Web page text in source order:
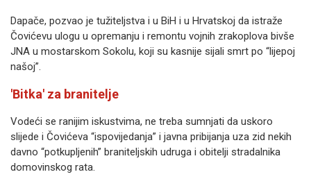
Dapače, pozvao je tužiteljstva i u BiH i u Hrvatskoj da istraže
Čovićevu ulogu u opremanju i remontu vojnih zrakoplova bivše
JNA u mostarskom Sokolu, koji su kasnije sijali smrt po “lijepoj
našoj”.
'Bitka' za branitelje
Vodeći se ranijim iskustvima, ne treba sumnjati da uskoro
slijede i Čovićeva “ispovijedanja” i javna pribijanja uza zid nekih
davno “potkupljenih” braniteljskih udruga i obitelji stradalnika
domovinskog rata.